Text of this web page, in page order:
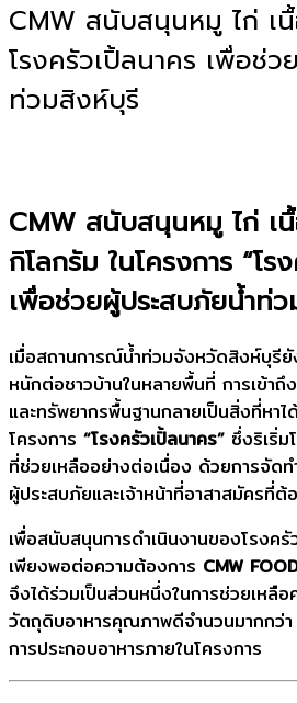
CMW สนับสนุนหมู ไก่ เ
โรงครัวเปิ้ลนาคร เพื่อช่
ท่วมสิงห์บุรี
CMW สนับสนุนหมู ไก่ เ
กิโลกรัม ในโครงการ “โร
เพื่อช่วยผู้ประสบภัยน้ำท่
เมื่อสถานการณ์น้ำท่วมจังหวัดสิงห์บุรี
หนักต่อชาวบ้านในหลายพื้นที่ การเข้าถึ
และทรัพยากรพื้นฐานกลายเป็นสิ่งที่หาไ
โครงการ “โรงครัวเปิ้ลนาคร” ซึ่งริเริ่
ที่ช่วยเหลืออย่างต่อเนื่อง ด้วยการจัด
ผู้ประสบภัยและเจ้าหน้าที่อาสาสมัครที่
เพื่อสนับสนุนการดำเนินงานของโรงค
เพียงพอต่อความต้องการ CMW
จึงได้ร่วมเป็นส่วนหนึ่งในการช่วยเหลื
วัตถุดิบอาหารคุณภาพดีจำนวนมากกว่
การประกอบอาหารภายในโครงการ